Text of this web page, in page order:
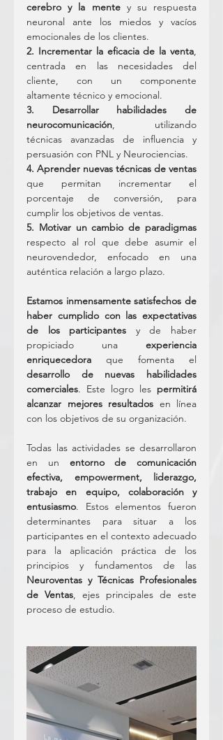
cerebro y la mente y su respuesta
neuronal ante los miedos y vacíos
emocionales de los clientes.
2. Incrementar la eficacia de la venta,
centrada en las necesidades del
cliente, con un componente
altamente técnico y emocional.
3. Desarrollar habilidades de
neurocomunicación, utilizando
técnicas avanzadas de influencia y
persuasión con PNL y Neurociencias.
4. Aprender nuevas técnicas de ventas
que permitan incrementar el
porcentaje de conversión, para
cumplir los objetivos de ventas.
5. Motivar un cambio de paradigmas
respecto al rol que debe asumir el
neurovendedor, enfocado en una
auténtica relación a largo plazo.
Estamos inmensamente satisfechos de
haber cumplido con las expectativas
de los participantes y de haber
propiciado una experiencia
enriquecedora
desarrollo de nuevas habilidades
comerciales. Este logro les permitirá
alcanzar mejores resultados en línea
con los objetivos de su organización.
Todas las actividades se desarrollaron
en un entorno de comunicación
efectiva, empowerment, liderazgo,
trabajo en equipo, colaboración y
entusiasmo. Estos elementos fueron
determinantes para situar a los
participantes en el contexto adecuado
para la aplicación práctica de los
Neuroventas y Técnicas Profesionales
de Ventas, ejes principales de este
proceso de estudio.